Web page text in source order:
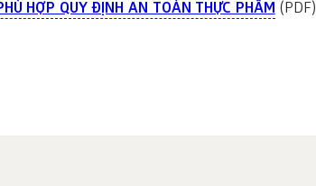
HỢP QUY ĐỊNH AN TOÀN THỰC PHẨM(PDF)